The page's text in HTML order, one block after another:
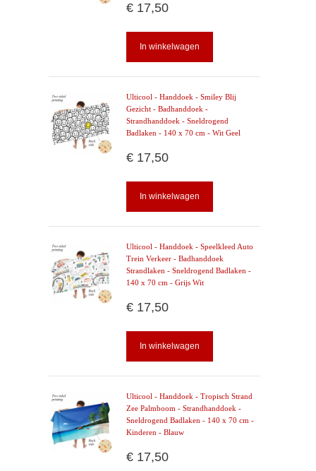
€ 17,50
In winkelwagen
Ulticool - Handdoek - Smiley Blij
Gezicht - Badhanddoek -
Strandhanddoek - Sneldrogend
Badlaken - 140 x 70 cm - Wit Geel
€ 17,50
In winkelwagen
Ulticool - Handdoek - Speelkleed Auto
Trein Verkeer - Badhanddoek
Strandlaken - Sneldrogend Badlaken -
140 x 70 cm - Grijs Wit
€ 17,50
In winkelwagen
Ulticool - Handdoek - Tropisch Strand
Zee Palmboom - Strandhanddoek -
Sneldrogend Badlaken - 140 x 70 cm -
Kinderen - Blauw
€ 17,50